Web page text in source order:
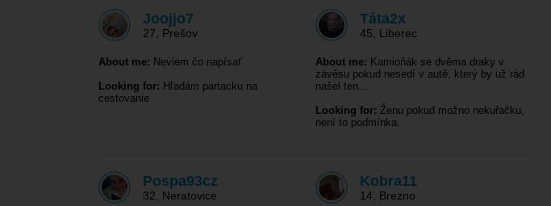
Joojjo7
27 Prešov
About me: Neviem čo napísať
Looking for: Hľadám partacku na
cestovanie
Táta2x
45 Liberec
About me: Kamioňák se dvěma draky v
závěsu pokud nesedí v autě, který by už rád
našel ten…
Looking for: Ženu pokud možno nekuřačku,
není to podmínka.
Pospa93cz
32 Neratovice
Kobra11
14 Brezno